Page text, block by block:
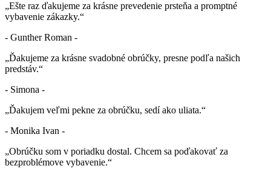
„Ešte raz ďakujeme za krásne prevedenie prsteňa a promptné
vybavenie zákazky.“
- Gunther Roman -
„Ďakujeme za krásne svadobné obrúčky, presne podľa našich
predstáv.“
- Simona -
„Ďakujem veľmi pekne za obrúčku, sedí ako uliata.“
- Monika Ivan -
„Obrúčku som v poriadku dostal. Chcem sa poďakovať za
bezproblémove vybavenie.“